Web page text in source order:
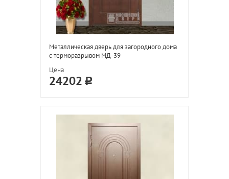
Металлическая дверь для загородного дома
с терморазрывом МД-39
Цена
24202